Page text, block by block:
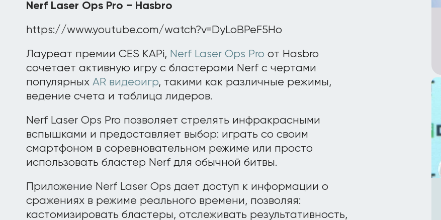
Nerf Laser Ops Pro − Hasbro
https://www.youtube.com/watch?v=DyLoBPeF5Ho
Лауреат премии CES KAPi, Nerf Laser Ops Pro от Hasbro
сочетает активную игру с бластерами Nerf с чертами
популярных AR видеоигр, такими как различные режимы,
ведение счета и таблица лидеров.
Nerf Laser Ops Pro позволяет стрелять инфракрасными
вспышками и предоставляет выбор: играть со своим
смартфоном в соревновательном режиме или просто
использовать бластер Nerf для обычной битвы.
Приложение Nerf Laser Ops дает доступ к информации о
сражениях в режиме реального времени, позволяя:
кастомизировать бластеры, отслеживать результативность,